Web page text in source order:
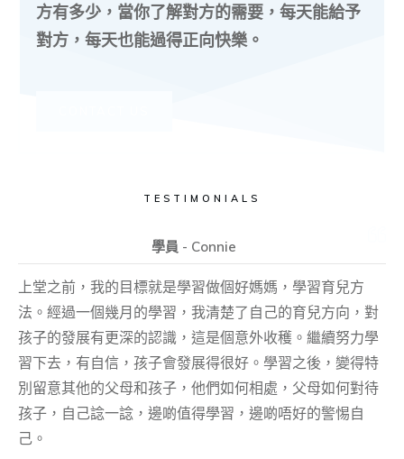
方有多少，當你了解對方的需要，每天能給予
對方，每天也能過得正向快樂。
TESTIMONIALS
學員 - Connie
上堂之前，我的目標就是學習做個好媽媽，學習育兒方
法。經過一個幾月的學習，我清楚了自己的育兒方向，對
孩子的發展有更深的認識，這是個意外收穫。繼續努力學
習下去，有自信，孩子會發展得很好。學習之後，變得特
別留意其他的父母和孩子，他們如何相處，父母如何對待
孩子，自己諗一諗，邊啲值得學習，邊啲唔好的警惕自
己。